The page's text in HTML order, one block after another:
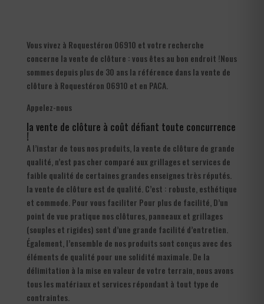
Vous vivez à Roquestéron 06910 et votre recherche
concerne la vente de clôture : vous êtes au bon endroit !Nous
sommes depuis plus de 30 ans la référence dans la vente de
clôture à Roquestéron 06910 et en PACA.
Appelez-nous
la vente de clôture à coût défiant toute concurrence
!
A l’instar de tous nos produits, la vente de clôture de grande
qualité, n’est pas cher comparé aux grillages et services de
faible qualité de certaines grandes enseignes très réputés.
la vente de clôture est de qualité. C’est : robuste, esthétique
et commode. Pour vous faciliter Pour plus de facilité, D’un
point de vue pratique nos clôtures, panneaux et grillages
(souples et rigides) sont d’une grande facilité d’entretien.
Également, l’ensemble de nos produits sont conçus avec des
éléments de qualité pour une solidité maximale. De la
délimitation à la mise en valeur de votre terrain, nous avons
tous les matériaux et services répondant à tout type de
contraintes.